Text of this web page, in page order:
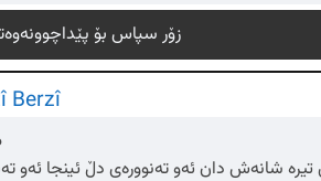
زۆر سپاس بۆ
Berzî
شانەش دان ئەو تەنوورەی دڵ ئینجا ئەو